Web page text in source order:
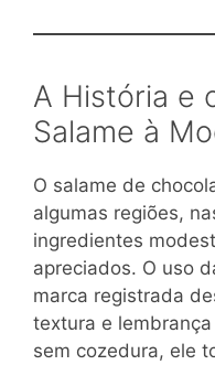
A História e
Salame à
O salame de
algumas regiões,
ingredientes
apreciados. O uso
marca registrada
textura e
sem cozedura, ele